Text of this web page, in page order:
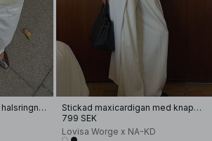
Stickad kofta med rund halsringning
Stickad maxicardigan med knappdetaljer
799 SEK
Lovisa Worge x NA-KD